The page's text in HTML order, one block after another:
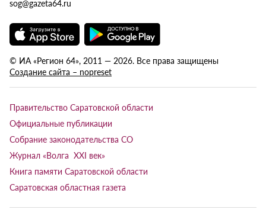
sog@gazeta64.ru
© ИА «Регион 64», 2011 — 2026. Все права защищены
Создание сайта – nopreset
Правительство Саратовской области
Официальные публикации
Собрание законодательства СО
Журнал «Волга XXI век»
Книга памяти Саратовской области
Саратовская областная газета